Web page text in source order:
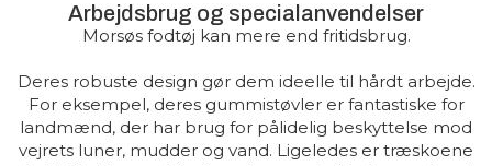
Arbejdsbrug og specialanvendelser
Morsøs fodtøj kan mere end fritidsbrug.
Deres robuste design gør dem ideelle til hårdt arbejde.
For eksempel, deres gummistøvler er fantastiske for
landmænd, der har brug for pålidelig beskyttelse mod
vejrets luner, mudder og vand. Ligeledes er træskoene